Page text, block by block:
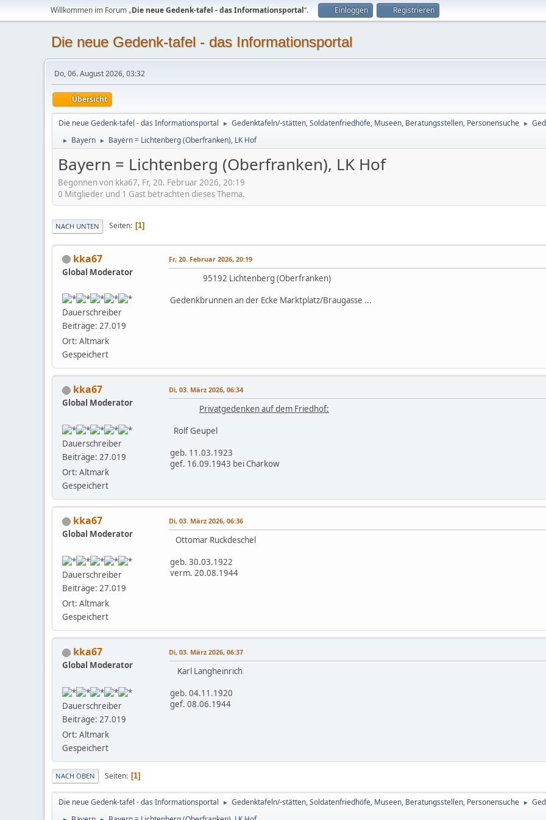
Willkommen im Forum „Die neue Gedenk-tafel - das Informationsportal“. Einloggen Registrieren
Die neue Gedenk-tafel - das Informationsportal
Do, 06. August 2026, 03:32
Übersicht
Die neue Gedenk-tafel - das Informationsportal ► Gedenktafeln/-stätten, Soldatenfriedhöfe, Museen, Beratungsstellen, Personensuche ►
► Bayern ► Bayern = Lichtenberg (Oberfranken), LK Hof
Bayern = Lichtenberg (Oberfranken), LK Hof
Begonnen von kka67, Fr, 20. Februar 2026, 20:19
0 Mitglieder und 1 Gast betrachten dieses Thema.
NACH UNTEN Seiten 1
kka67
Global Moderator
Dauerschreiber
Beiträge: 27.019
Ort: Altmark
Gespeichert
Fr, 20. Februar 2026, 20:19
95192 Lichtenberg (Oberfranken)
Gedenkbrunnen an der Ecke Marktplatz/Braugasse ...
kka67
Global Moderator
Dauerschreiber
Beiträge: 27.019
Ort: Altmark
Gespeichert
Di, 03. März 2026, 06:34
Privatgedenken auf dem Friedhof:
Rolf Geupel
geb. 11.03.1923
gef. 16.09.1943 bei Charkow
kka67
Global Moderator
Dauerschreiber
Beiträge: 27.019
Ort: Altmark
Gespeichert
Di, 03. März 2026, 06:36
Ottomar Ruckdeschel
geb. 30.03.1922
verm. 20.08.1944
kka67
Global Moderator
Dauerschreiber
Beiträge: 27.019
Ort: Altmark
Gespeichert
Di, 03. März 2026, 06:37
Karl Langheinrich
geb. 04.11.1920
gef. 08.06.1944
NACH OBEN Seiten 1
Die neue Gedenk-tafel - das Informationsportal ► Gedenktafeln/-stätten, Soldatenfriedhöfe, Museen, Beratungsstellen, Personensuche ►